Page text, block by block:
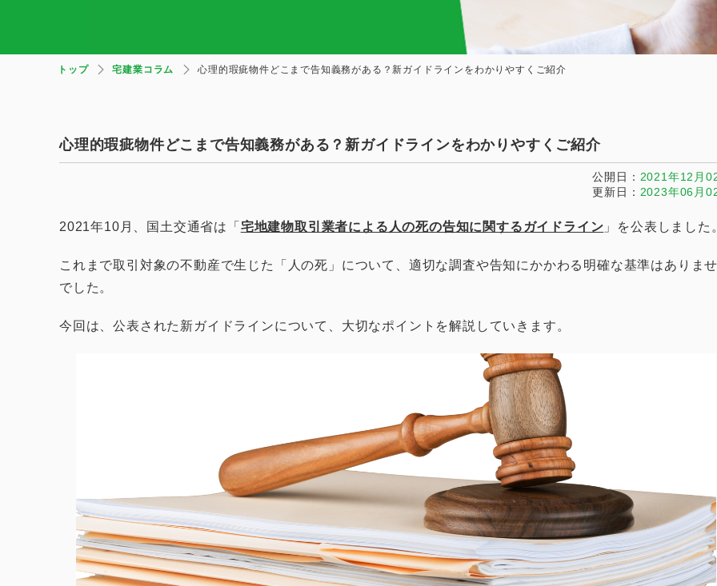
トップ 宅建業コラム 心理的瑕疵物件どこまで告知義務がある？新ガイドラインをわかりやすくご紹介
心理的瑕疵物件どこまで告知義務がある？新ガイドラインをわかりやすくご紹介
公開日
2021年12月
更新日
2023年06月
2021年10月、国土交通省は「 宅地建物取引業者による人の死の告知に関するガイドライン 」を公表しました
これまで取引対象の不動産で生じた「人の死」について、適切な調査や告知にかかわる明確な基準はありま
でした。
今回は、公表された新ガイドラインについて、大切なポイントを解説していきます。